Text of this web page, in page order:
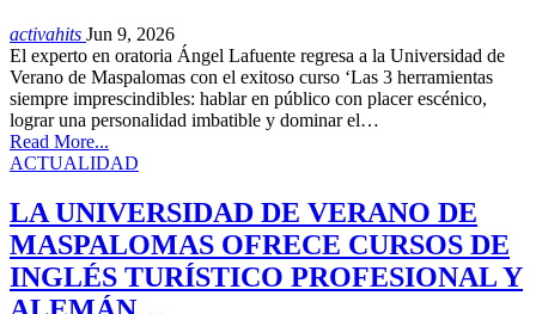
activahits Jun 9, 2026
El experto en oratoria Ángel Lafuente regresa a la Universidad de
Verano de Maspalomas con el exitoso curso ‘Las 3 herramientas
siempre imprescindibles: hablar en público con placer escénico,
lograr una personalidad imbatible y dominar el…
Read More...
ACTUALIDAD
LA UNIVERSIDAD DE VERANO DE
MASPALOMAS OFRECE CURSOS DE
INGLÉS TURÍSTICO PROFESIONAL Y